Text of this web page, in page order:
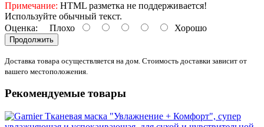
Примечание: HTML разметка не поддерживается!
Используйте обычный текст.
Оценка: Плохо Хорошо
Продолжить
Доставка товара осуществляется на дом. Стоимость доставки зависит от
вашего местоположения.
Рекомендуемые товары